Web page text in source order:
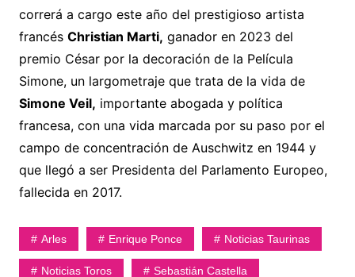
correrá a cargo este año del prestigioso artista
francés Christian Marti, ganador en 2023 del
premio César por la decoración de la Película
Simone, un largometraje que trata de la vida de
Simone Veil, importante abogada y política
francesa, con una vida marcada por su paso por el
campo de concentración de Auschwitz en 1944 y
que llegó a ser Presidenta del Parlamento Europeo,
fallecida en 2017.
Arles Enrique Ponce Noticias Taurinas
Noticias Toros Sebastián Castella